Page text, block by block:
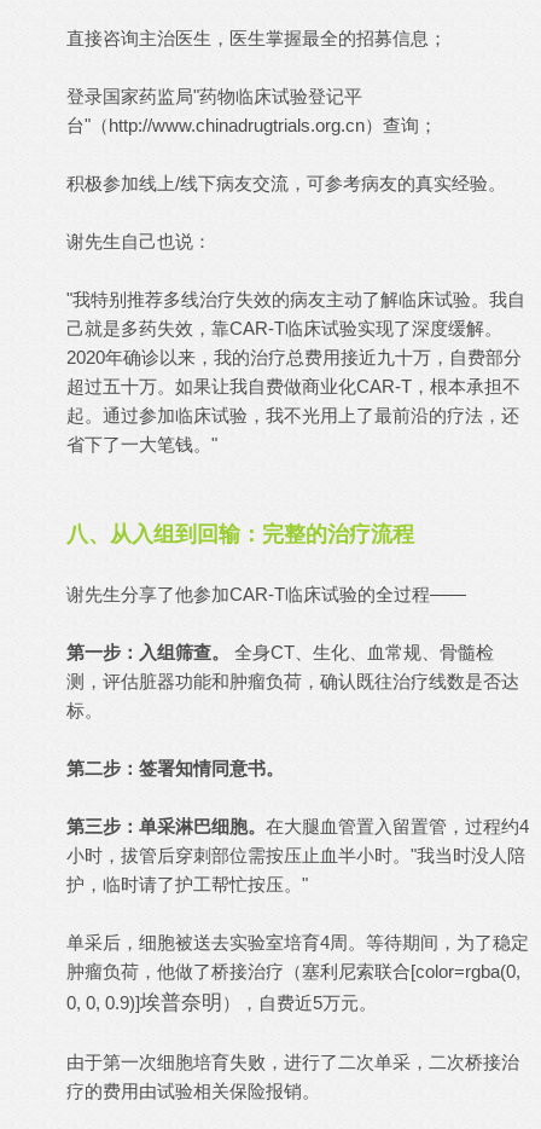
直接咨询主治医生，医生掌握最全的招募信息；
登录国家药监局"药物临床试验登记平
台"（http://www.chinadrugtrials.org.cn）查询；
积极参加线上/线下病友交流，可参考病友的真实经验。
谢先生自己也说：
"我特别推荐多线治疗失效的病友主动了解临床试验。我自
己就是多药失效，靠CAR-T临床试验实现了深度缓解。
2020年确诊以来，我的治疗总费用接近九十万，自费部分
超过五十万。如果让我自费做商业化CAR-T，根本承担不
起。通过参加临床试验，我不光用上了最前沿的疗法，还
省下了一大笔钱。"
八、从入组到回输：完整的治疗流程
谢先生分享了他参加CAR-T临床试验的全过程——
第一步：入组筛查。 全身CT、生化、血常规、骨髓检
测，评估脏器功能和肿瘤负荷，确认既往治疗线数是否达
标。
第二步：签署知情同意书。
第三步：单采淋巴细胞。 在大腿血管置入留置管，过程约4
小时，拔管后穿刺部位需按压止血半小时。"我当时没人陪
护，临时请了护工帮忙按压。"
单采后，细胞被送去实验室培育4周。等待期间，为了稳定
肿瘤负荷，他做了桥接治疗（塞利尼索联合[color=rgba(0,
0, 0, 0.9)]埃普奈明 ），自费近5万元。
由于第一次细胞培育失败，进行了二次单采，二次桥接治
疗的费用由试验相关保险报销。